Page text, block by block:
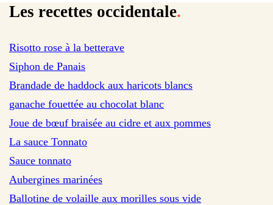
Les recettes occidentale.
Risotto rose à la betterave
Siphon de Panais
Brandade de haddock aux haricots blancs
ganache fouettée au chocolat blanc
Joue de bœuf braisée au cidre et aux pommes
La sauce Tonnato
Sauce tonnato
Aubergines marinées
Ballotine de volaille aux morilles sous vide